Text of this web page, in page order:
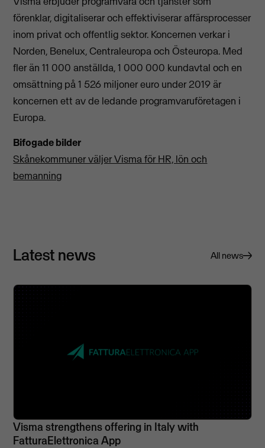
förenklar, digitaliserar och effektiviserar affärsprocesser
inom privat och offentlig sektor. Koncernen verkar i
Norden, Benelux, Centraleuropa och Östeuropa. Med
fler än 11 000 anställda, 1 000 000 kundavtal och en
omsättning på 1 526 miljoner euro under 2019 är
koncernen ett av de ledande programvaruföretagen i
Europa.
Bifogade bilder
Skånekommuner väljer Visma för HR, lön och
bemanning
Latest news All news
Visma strengthens offering in Italy with
FatturaElettronica App